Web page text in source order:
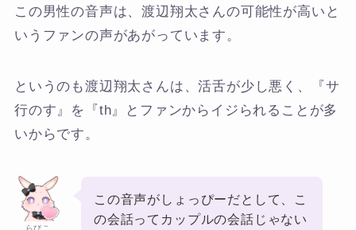
この男性の音声は、渡辺翔太さんの可能性が高いと
いうファンの声があがっています。
というのも渡辺翔太さんは、活舌が少し悪く、『サ
行のす』を『th』とファンからイジられることが多
いからです。
らびこ
この音声がしょっぴーだとして、こ
の会話ってカップルの会話じゃない